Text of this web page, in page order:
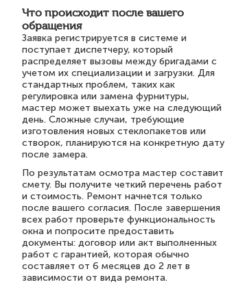
Что происходит после вашего
обращения
Заявка регистрируется в системе и
поступает диспетчеру, который
распределяет вызовы между бригадами с
учетом их специализации и загрузки. Для
стандартных проблем, таких как
регулировка или замена фурнитуры,
мастер может выехать уже на следующий
день. Сложные случаи, требующие
изготовления новых стеклопакетов или
створок, планируются на конкретную дату
после замера.
По результатам осмотра мастер составит
смету. Вы получите четкий перечень работ
и стоимость. Ремонт начнется только
после вашего согласия. После завершения
всех работ проверьте функциональность
окна и попросите предоставить
документы: договор или акт выполненных
работ с гарантией, которая обычно
составляет от 6 месяцев до 2 лет в
зависимости от вида ремонта.